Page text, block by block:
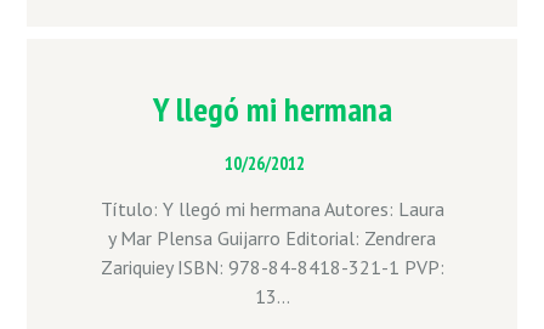
Y llegó mi hermana
10/26/2012
Título: Y llegó mi hermana Autores: Laura
y Mar Plensa Guijarro Editorial: Zendrera
Zariquiey ISBN: 978-84-8418-321-1 PVP:
13...